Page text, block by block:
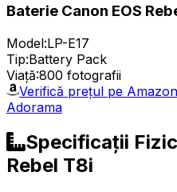
Baterie Canon EOS
Model:LP-E17
Tip:Battery Pack
Viață:800 fotografii
Verifică prețul pe Amazon
Adorama
Specificații
Rebel T8i